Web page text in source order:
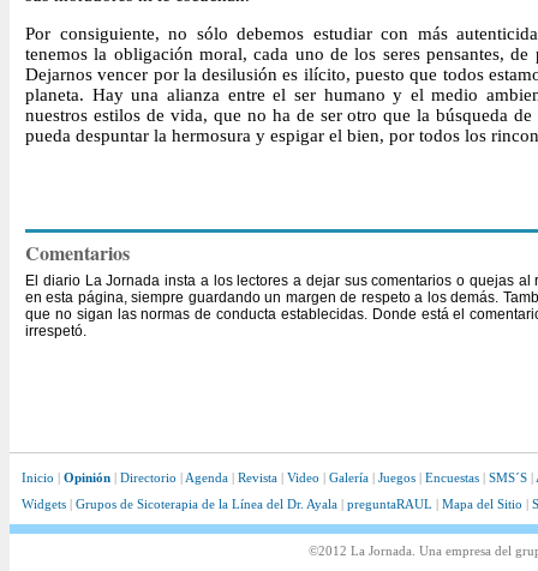
Por consiguiente, no sólo debemos estudiar con más
tenemos la obligación moral, cada uno de los seres pensantes,
Dejarnos vencer por la desilusión es ilícito, puesto que todos
planeta. Hay una alianza entre el ser humano y el medio
nuestros estilos de vida, que no ha de ser otro que la búsqueda
pueda despuntar la hermosura y espigar el bien, por todos los
Comentarios
El diario La Jornada insta a los lectores a dejar sus comentarios o quejas
en esta página, siempre guardando un margen de respeto a los demás.
que no sigan las normas de conducta establecidas. Donde está el
irrespetó.
Inicio | Opinión | Directorio | Agenda | Revista | Video | Galería | Juegos | Encuestas | SMS´S |
Widgets | Grupos de Sicoterapia de la Línea del Dr. Ayala | preguntaRAUL | Mapa del Sitio |
©2012 La Jornada. Una empresa del